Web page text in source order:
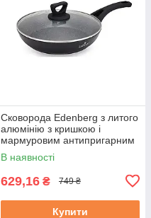
Сковорода Edenberg з литого
алюмінію з кришкою і
мармуровим антипригарним
покриттям 26 см (EB-7455)
В наявності
629,16 ₴ 749 ₴
Купити